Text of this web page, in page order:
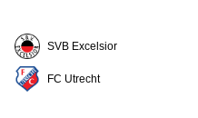
SVB Excelsior
FC Utrecht